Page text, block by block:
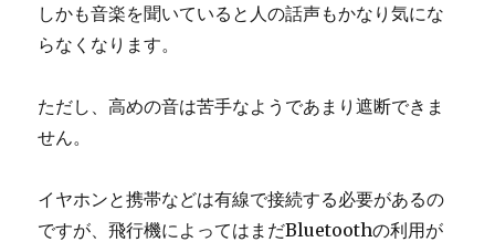
しかも音楽を聞いていると人の話声もかなり気にな
らなくなります。
ただし、高めの音は苦手なようであまり遮断できま
せん。
イヤホンと携帯などは有線で接続する必要があるの
ですが、飛行機によってはまだBluetoothの利用が